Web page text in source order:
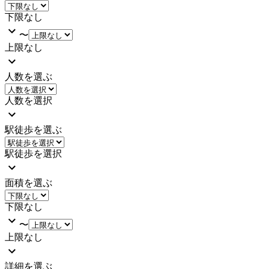
下限なし
〜
上限なし
人数を選ぶ
人数を選択
駅徒歩を選ぶ
駅徒歩を選択
面積を選ぶ
下限なし
〜
上限なし
詳細を選ぶ